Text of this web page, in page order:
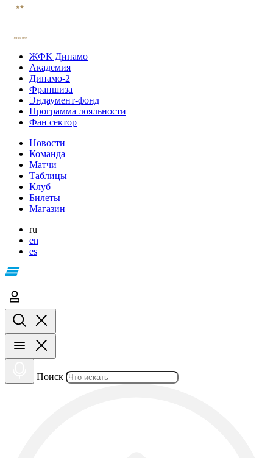
ЖФК Динамо
Академия
Динамо-2
Франшиза
Эндаумент-фонд
Программа лояльности
Фан сектор
Новости
Команда
Матчи
Таблицы
Клуб
Билеты
Магазин
ru
en
es
Поиск